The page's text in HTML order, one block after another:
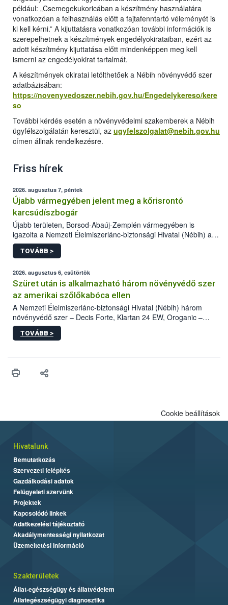
például: „Csemegekukoricában a készítmény használatára
vonatkozóan a felhasználás előtt a fajtafenntartó véleményét is
ki kell kérni.” A kijuttatásra vonatkozóan további információk is
szerepelhetnek a készítmények engedélyokirataiban, ezért az
adott készítmény kijuttatása előtt mindenképpen meg kell
ismerni az engedélyokirat tartalmát.
A készítmények okiratai letölthetőek a Nébih növényvédő szer
adatbázisában:
https://novenyvedoszer.nebih.gov.hu/Engedelykereso/kere
so
További kérdés esetén a növényvédelmi szakemberek a Nébih
ügyfélszolgálatán keresztül, az ugyfelszolgalat@nebih.gov.hu
címen állnak rendelkezésre.
Friss hírek
2026. augusztus 7, péntek
Újabb vármegyében jelent meg a kőrisrontó
karcsúdíszbogár
Újabb területen, Borsod-Abaúj-Zemplén vármegyében is
igazolta a Nemzeti Élelmiszerlánc-biztonsági Hivatal (Nébih) a
kőrisrontó karcsúdíszbogár (Agrilus planipennis) jelenlétét. A
kártevőt nem csak színcsapdában találták meg, de már fertőzött
az intenzív felderítést, emellett az intézkedéseket a szlovák
hatósággal is összehangolják a terjedés megállítása érdekében.
TOVÁBB >
2026. augusztus 6, csütörtök
Szüret után is alkalmazható három növényvédő szer
az amerikai szőlőkabóca ellen
A Nemzeti Élelmiszerlánc-biztonsági Hivatal (Nébih) három
növényvédő szer – Decis Forte, Klartan 24 EW, Oroganic –
engedélyokiratát módosította, így azok a szüretet követően,
egészen a vesszőérettség (BBCH 91) stádiumáig
érésű szőlőkben is legyen lehetőség a károsító elleni további
felhasználók számára is elérhető és ökológiai termesztésben is
TOVÁBB >
Cookie beállítások
Hivatalunk
Bemutatkozás
Szervezeti felépítés
Gazdálkodási adatok
Felügyeleti szervünk
Projektek
Kapcsolódó linkek
Adatkezelési tájékoztató
Akadálymentességi nyilatkozat
Üzemeltetési információ
Szakterületek
Állat-egészségügy és állatvédelem
Állategészségügyi diagnosztika